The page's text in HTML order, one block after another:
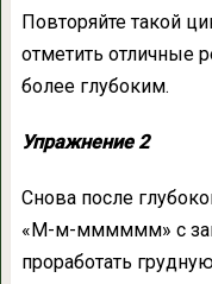
Повторяйте такой
отметить отличные
более глубоким.
Упражнение 2
Снова после
«М-м-мммммм» с
проработать